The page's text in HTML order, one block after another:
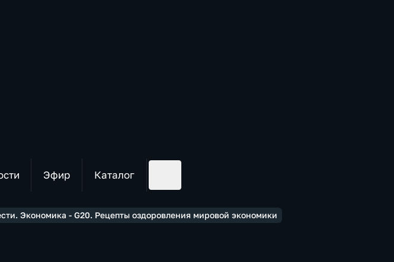
Эфир Каталог
Экономика - G20. Рецепты оздоровления мировой экономики